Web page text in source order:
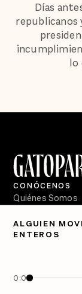
Días
republicanos
lo
ALGUIEN
ENTEROS
0:00
CONÓCENOS
Quiénes Somos
PÓDCASTS
Crecer en